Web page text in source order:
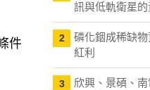
件
訊與低軌衛星
2
磷化銦成稀缺
紅利
3
欣興、景碩、